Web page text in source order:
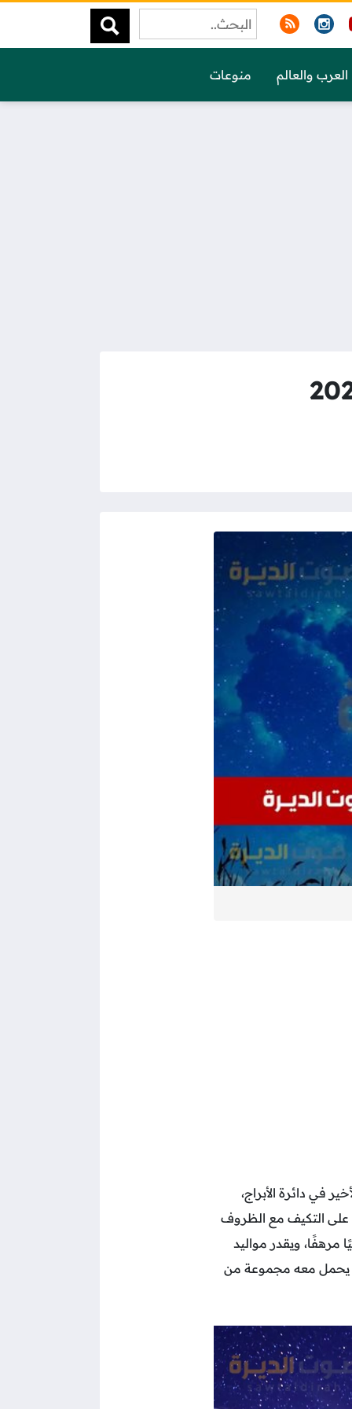
العرب والعالم منوعات
والأخير في دائرة الأبراج،
على التكيف مع الظروف
مرهفًا، ويقدر مواليد
العلاقات الإنسانية ويبحثون دائمًا عن التناغم والسلام الداخلي، اليوم، 12 ديسمبر 2024، يحمل معه مجموعة من